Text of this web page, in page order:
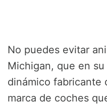
No puedes evitar
Michigan, que en
dinámico fabricante
marca de coches